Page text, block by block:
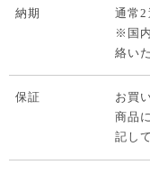
納期
通常2
※国
絡い
保証
お買
商品
記し